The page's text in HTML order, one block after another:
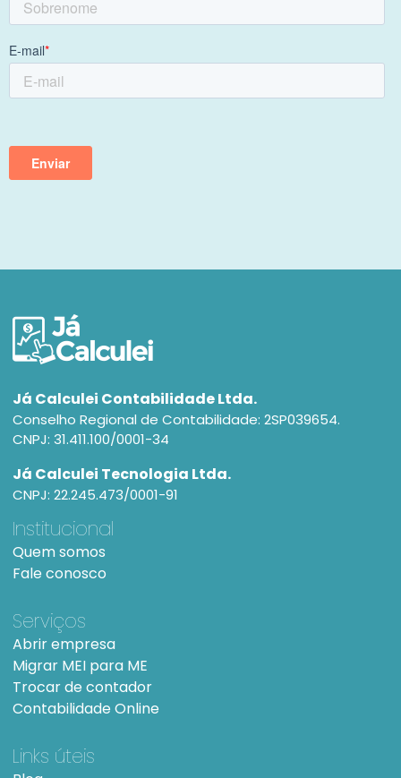
Já Calculei Contabilidade Ltda.
Conselho Regional de Contabilidade: 2SP039654.
CNPJ: 31.411.100/0001-34
Já Calculei Tecnologia Ltda.
CNPJ: 22.245.473/0001-91
Institucional
Quem somos
Fale conosco
Serviços
Abrir empresa
Migrar MEI para ME
Trocar de contador
Contabilidade Online
Links úteis